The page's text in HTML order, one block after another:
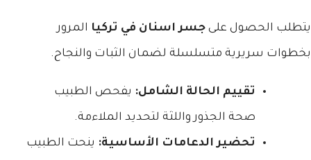
يتطلب الحصول على جسر اسنان في تركيا المرور
بخطوات سريرية متسلسلة لضمان الثبات والنجاح.
تقييم الحالة الشامل: يفحص الطبيب
صحة الجذور واللثة لتحديد الملاءمة.
تحضير الدعامات الأساسية: ينحت الطبيب